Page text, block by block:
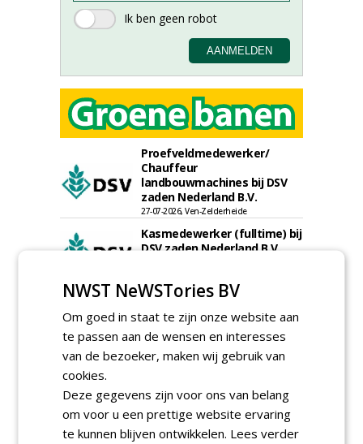
Proefveldmedewerker/
Chauffeur
landbouwmachines bij DSV
zaden Nederland B.V.
27-07-2026, Ven-Zelderheide
Kasmedewerker (fulltime) bij
DSV zaden Nederland B.V.
Projectleider Sport bij Antea
15-07-2026, Almere, Maastricht,
Uitvoerder civiele techniek &
sport bij Antea Realisatie
Meewerkend Voorman
Sportvelden bij
Werkorganisatie BUCH
NWST NeWSTories BV
Om goed in staat te zijn onze website aan
te passen aan de wensen en interesses
van de bezoeker, maken wij gebruik van
cookies.
Deze gegevens zijn voor ons van belang
om voor u een prettige website ervaring
te kunnen blijven ontwikkelen. Lees verder